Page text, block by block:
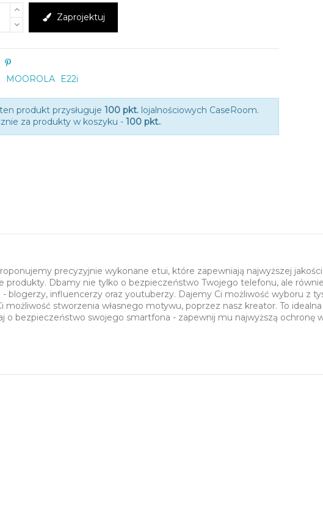
Zaprojektuj
MOOROLA E22i
produkt przysługuje 100 pkt.lojalnościowych CaseRoom.
za produkty w koszyku - 100 pkt..
precyzyjnie wykonane etui, które zapewniają najwyższej
produkty. Dbamy nie tylko o bezpieczeństwo Twojego telefonu, ale
blogerzy, influencerzy oraz youtuberzy. Dajemy Ci możliwość wyboru z
stworzenia własnego motywu, poprzez nasz kreator. To
bezpieczeństwo swojego smartfona - zapewnij mu najwyższą ochronę